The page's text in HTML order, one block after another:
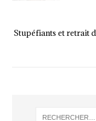
Stupéfiants et retrait